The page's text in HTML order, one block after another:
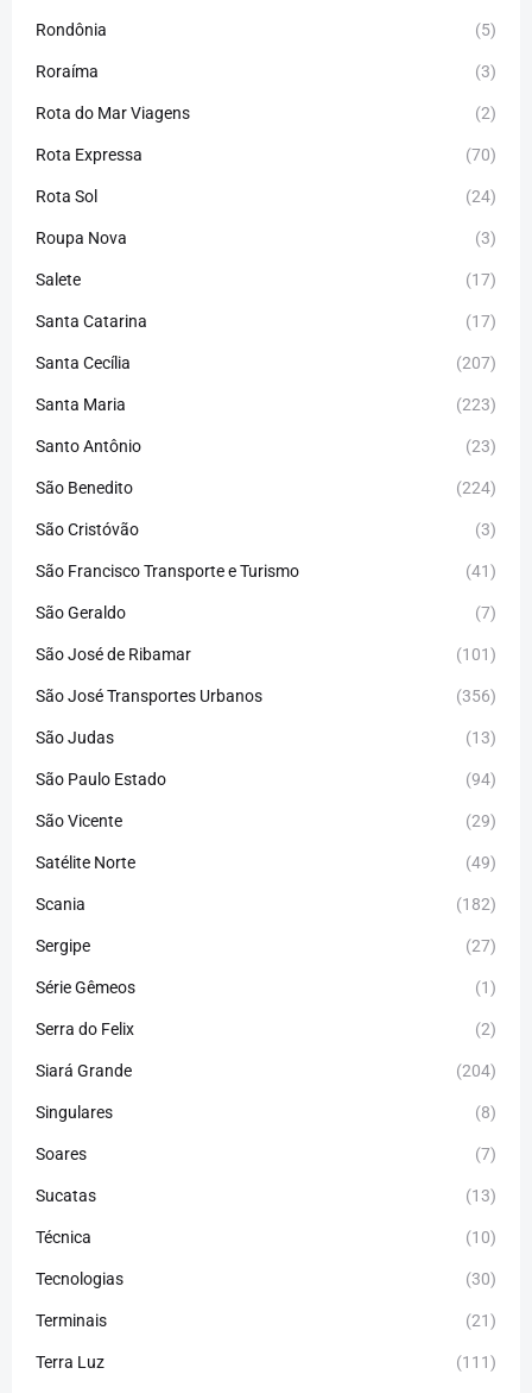
Rondônia (5)
Roraíma (3)
Rota do Mar Viagens (2)
Rota Expressa (70)
Rota Sol (24)
Roupa Nova (3)
Salete (17)
Santa Catarina (17)
Santa Cecília (207)
Santa Maria (223)
Santo Antônio (23)
São Benedito (224)
São Cristóvão (3)
São Francisco Transporte e Turismo (41)
São Geraldo (7)
São José de Ribamar (101)
São José Transportes Urbanos (356)
São Judas (13)
São Paulo Estado (94)
São Vicente (29)
Satélite Norte (49)
Scania (182)
Sergipe (27)
Série Gêmeos (1)
Serra do Felix (2)
Siará Grande (204)
Singulares (8)
Soares (7)
Sucatas (13)
Técnica (10)
Tecnologias (30)
Terminais (21)
Terra Luz (111)